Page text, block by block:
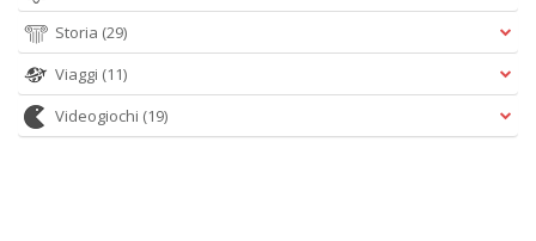
Storia (29)
Viaggi (11)
Videogiochi (19)